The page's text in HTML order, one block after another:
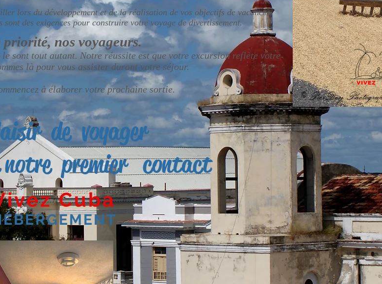
lors du développement etdela réalisation de vos objectifs de vacances.
des exigences pour construire votre voyage de divertissement.
priorité, nos voyageurs.
sont tout autant. Notre réussite est que votre excursion reflète votre
là pour vous assister durant votre séjour.
à élaborer votre prochaine sortie.
de voyager
notre premier contact
Cuba